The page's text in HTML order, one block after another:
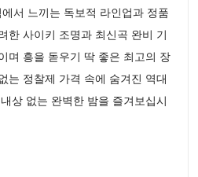
서 느끼는 독보적 라인업과 정품
한 사이키 조명과 최신곡 완비 기
며 흥을 돋우기 딱 좋은 최고의 장
는 정찰제 가격 속에 숨겨진 역대
상 없는 완벽한 밤을 즐겨보십시